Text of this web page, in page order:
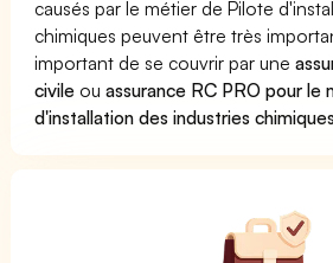
causés par le métier de Pilote
chimiques peuvent être très
important de se couvrir par une
civile ouassurance RC PRO pour le
d'installation des industries chimiques